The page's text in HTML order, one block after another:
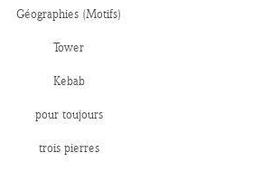
Géographies (Motifs)
Tower
Kebab
pour toujours
trois pierres